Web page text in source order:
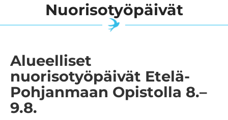
Nuorisotyöpäivät
Alueelliset
nuorisotyöpäivät Etelä-
Pohjanmaan Opistolla 8.–
9.8.